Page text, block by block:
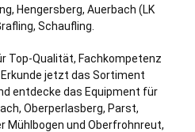
, Hengersberg, Auerbach (LK
Schaufling.
Top-Qualität, Fachkompetenz
jetzt das Sortiment
entdecke das Equipment für
Oberperlasberg, Parst,
Mühlbogen und Oberfrohnreut,